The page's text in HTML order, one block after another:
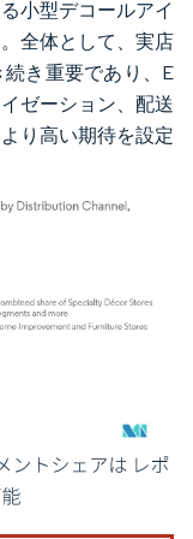
小型デコールアイ
全体として、実店
き重要であり、E
ゼーション、配送
り高い期待を設定
表示が必要です。